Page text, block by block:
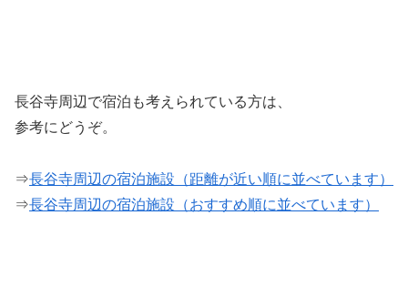
長谷寺周辺で宿泊も考えられている方は、
参考にどうぞ。
⇒長谷寺周辺の宿泊施設（距離が近い順に並べています）
⇒長谷寺周辺の宿泊施設（おすすめ順に並べています）